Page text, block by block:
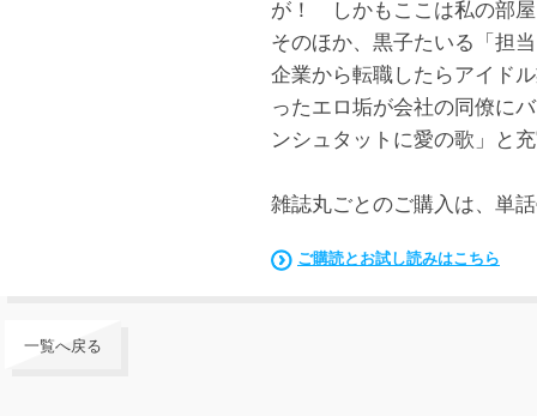
が！ しかもここは私の部
そのほか、黒子たいる「担
企業から転職したらアイド
ったエロ垢が会社の同僚に
ンシュタットに愛の歌」と
雑誌丸ごとのご購入は、単
ご購読とお試し読みはこちら
一覧へ戻る